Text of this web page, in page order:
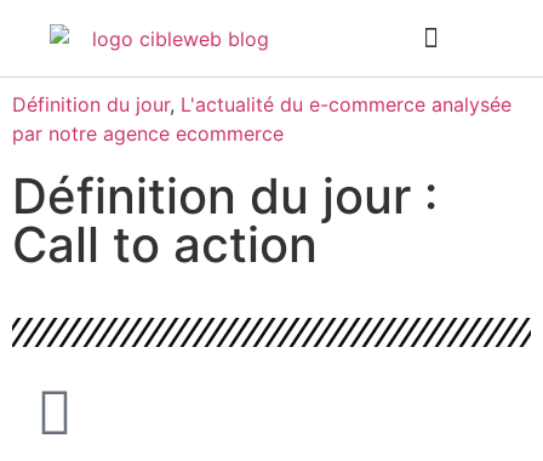
Définition du jour, L'actualité du e-commerce analysée
par notre agence ecommerce
Définition du jour :
Call to action